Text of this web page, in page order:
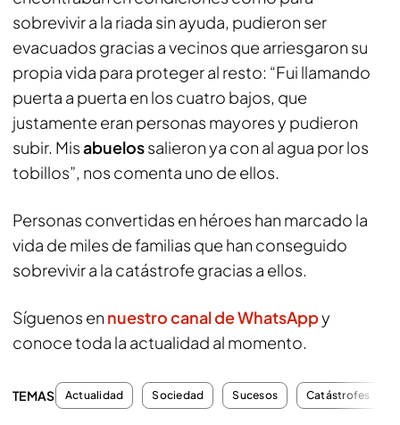
sobrevivir a la riada sin ayuda, pudieron ser
evacuados gracias a vecinos que arriesgaron su
propia vida para proteger al resto: “Fui llamando
puerta a puerta en los cuatro bajos, que
justamente eran personas mayores y pudieron
subir. Misabuelossalieron ya con al agua por los
tobillos”, nos comenta uno de ellos.
Personas convertidas en héroes han marcado la
vida de miles de familias que han conseguido
sobrevivir a la catástrofe gracias a ellos.
Síguenos en nuestro canal de WhatsAppy
conoce toda la actualidad al momento.
TEMAS Actualidad Sociedad Sucesos Catástrofes